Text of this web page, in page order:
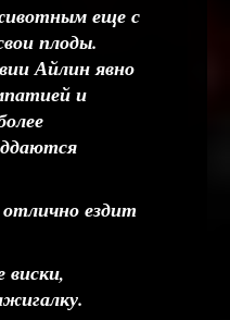
еще с
плоды.
Айлин явно
и
ездит
виски,